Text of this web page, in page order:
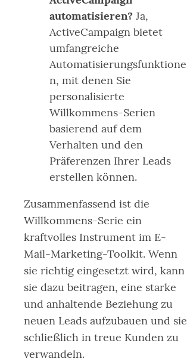
automatisieren? Ja,
ActiveCampaign bietet
umfangreiche
Automatisierungsfunktione
n, mit denen Sie
personalisierte
Willkommens-Serien
basierend auf dem
Verhalten und den
Präferenzen Ihrer Leads
erstellen können.
Zusammenfassend ist die
Willkommens-Serie ein
kraftvolles Instrument im E-
Mail-Marketing-Toolkit. Wenn
sie richtig eingesetzt wird, kann
sie dazu beitragen, eine starke
und anhaltende Beziehung zu
neuen Leads aufzubauen und sie
schließlich in treue Kunden zu
verwandeln.